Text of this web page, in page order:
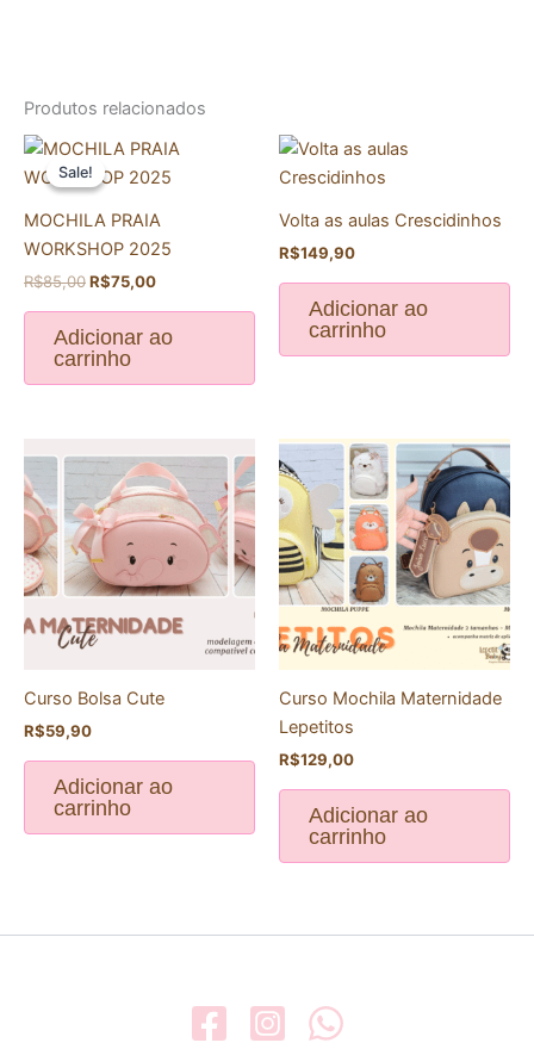
Produtos relacionados
Sale!
Sale!
MOCHILA PRAIA
WORKSHOP 2025
R$85,00
O
preço
original
R$85,00.
R$75,00
O
atual
R$75,00.
Adicionar ao
carrinho
Volta as aulas Crescidinhos
R$149,90
Adicionar ao
carrinho
Curso Bolsa Cute
R$59,90
Adicionar ao
carrinho
Curso Mochila Maternidade
Lepetitos
R$129,00
Adicionar ao
carrinho